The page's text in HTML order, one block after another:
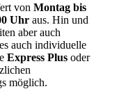
von Montag bis
Uhr aus. Hin und
aber auch
auch individuelle
Express Plus oder
möglich.